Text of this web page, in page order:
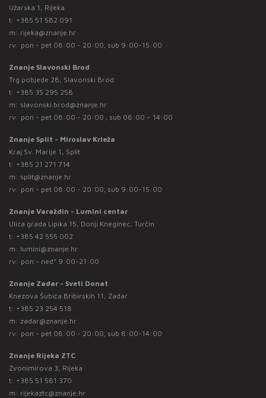
Užarska 1, Rijeka
t: +385 51 582 091
m: rijeka@znanje.hr
rv: pon - pet 08:00 - 20:00; sub 9:00-15:00
Znanje Slavonski Brod
Trg pobjede 28, Slavonski Brod
t: +385 35 295 258
m: slavonski.brod@znanje.hr
rv: pon - pet 08:00 - 20:00 ; sub 08:00 – 14:00
Znanje Split - Miroslav Krleža
Kraj Sv. Marije 1, Split
t: +385 21 271 714
m: split@znanje.hr
rv: pon - pet 08:00 - 20:00; sub 9:00-15:00
Znanje Varaždin - Lumini centar
Ulica grada Lipika 15, Donji Kneginec, Turčin
t: +385 42 555 002
m: lumini@znanje.hr
rv: pon - ned* 9:00-21:00
Znanje Zadar - Sveti Donat
Knezova Šubića Bribirskih 11, Zadar
t: +385 23 254 518
m: zadar@znanje.hr
rv: pon - pet 08:00 - 20:00; sub 8:00-14:00
Znanje Rijeka ZTC
Zvonimirova 3, Rijeka
t: +385 51 581 370
m: rijekaztc@znanje.hr